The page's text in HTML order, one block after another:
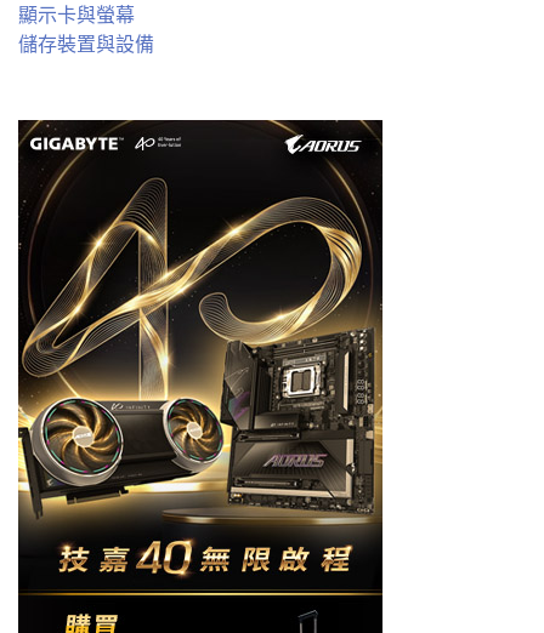
顯示卡與螢幕
儲存裝置與設備